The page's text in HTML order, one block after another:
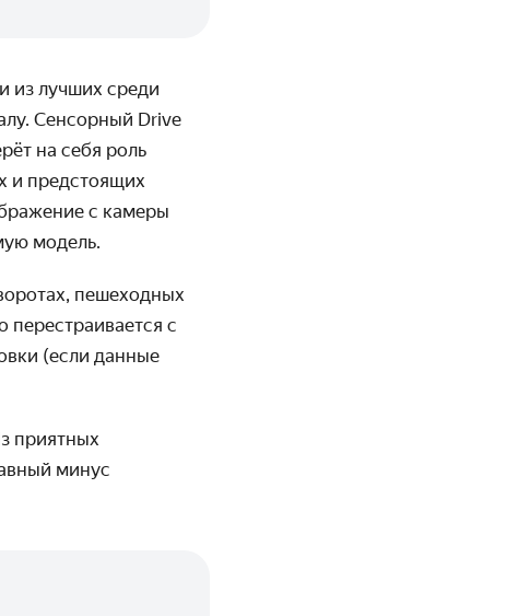
из лучших среди
Сенсорный Drive
на себя роль
и предстоящих
с камеры
модель.
пешеходных
с
(если данные
приятных
минус